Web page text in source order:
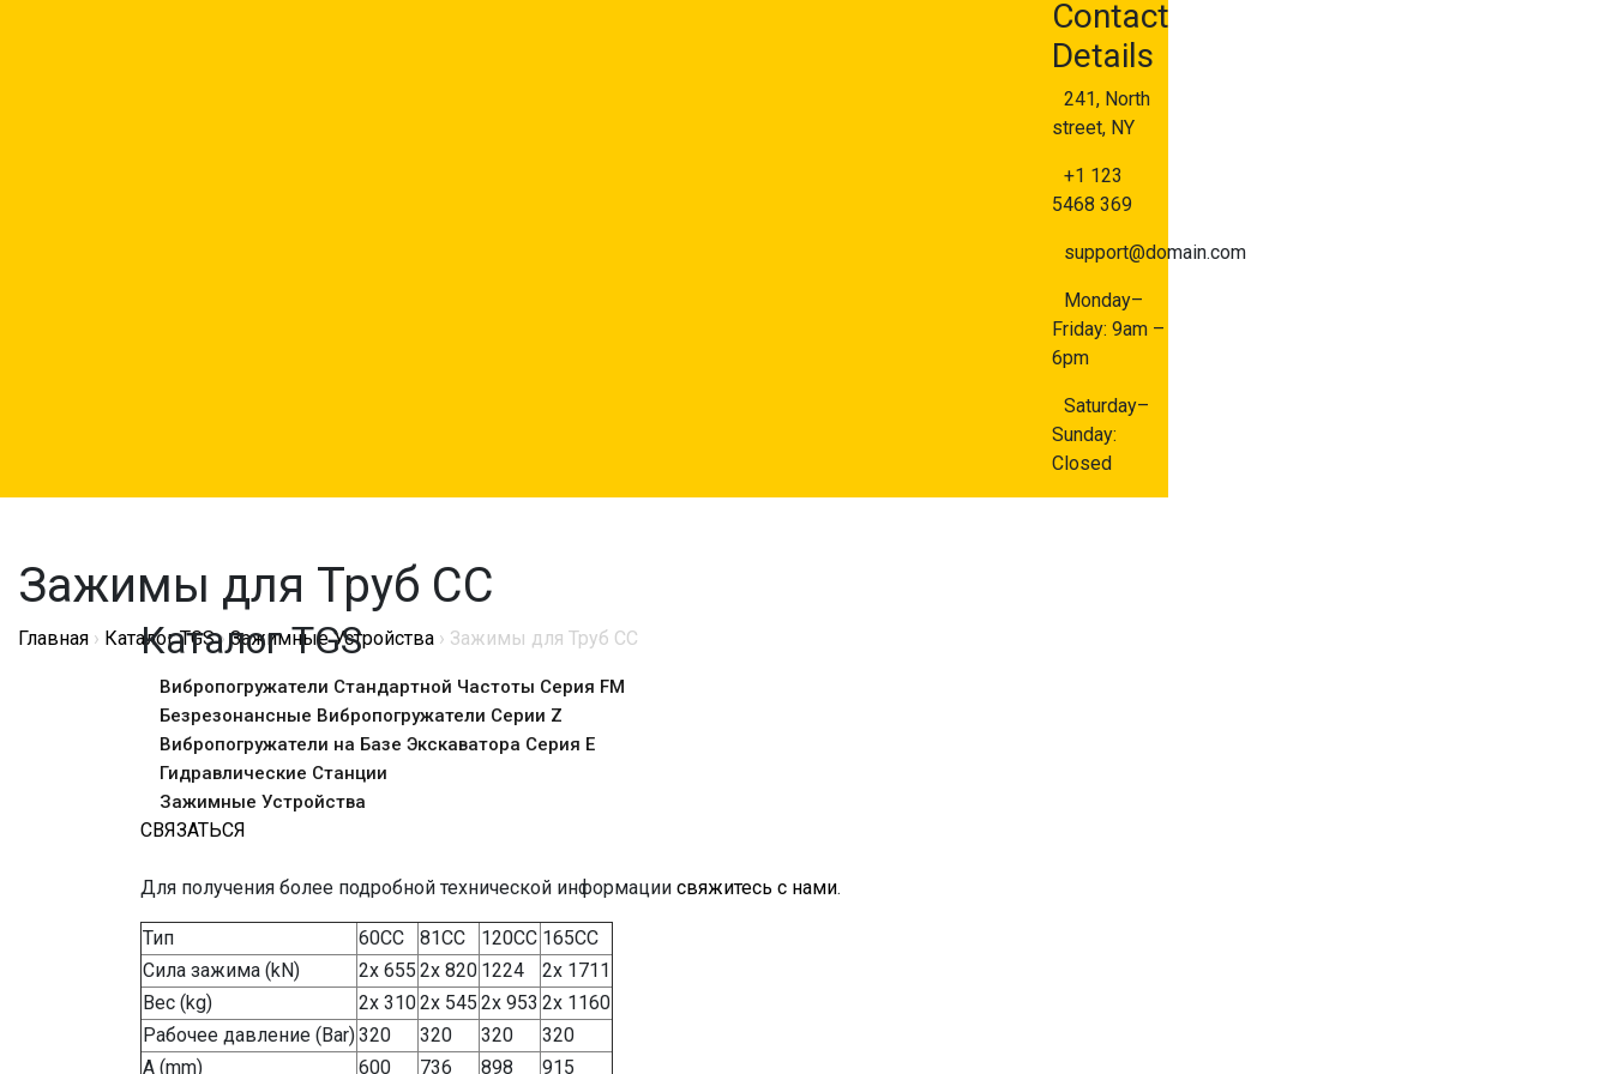
Contact
Details
241, North
street, NY
+1 123
5468 369
support@domain.com
Monday–
Friday: 9am –
6pm
Saturday–
Sunday:
Closed
Зажимы для Труб CC
Главная › Каталог TGS›Зажимные Устройства › Зажимы для Труб CC
Каталог TGS
Вибропогружатели Стандартной Частоты Серия FM
Безрезонансные Вибропогружатели Серии Z
Вибропогружатели на Базе Экскаватора Серия Е
Гидравлические Станции
Зажимные Устройства
СВЯЗАТЬСЯ
Для получения более подробной технической информации свяжитесь с нами.
Тип 60CC 81CC 120CC 165CC
Сила зажима (kN)
2x 655 2x 820 1224
2x 1711
Вес (kg)
2x 3102x 545 2x 953 2x 1160
Рабочее давление (Bar)320 320 320
320
A (mm)
600 736 898 915